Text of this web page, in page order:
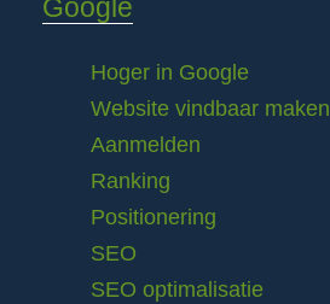
Google
Hoger in Google
Website vindbaar maken
Aanmelden
Ranking
Positionering
SEO
SEO optimalisatie